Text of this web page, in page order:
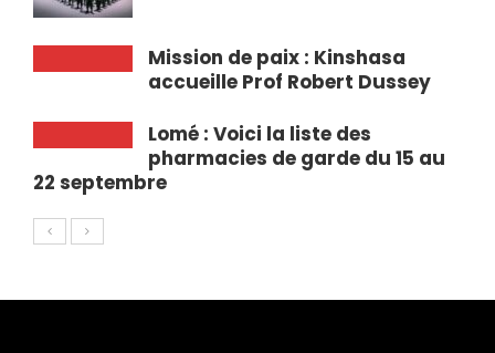
Mission de paix : Kinshasa
accueille Prof Robert Dussey
Lomé : Voici la liste des
pharmacies de garde du 15 au
22 septembre